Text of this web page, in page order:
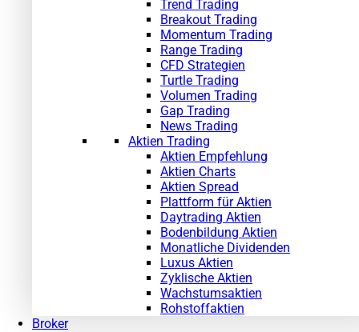
Trend Trading
Breakout Trading
Momentum Trading
Range Trading
CFD Strategien
Turtle Trading
Volumen Trading
Gap Trading
News Trading
Aktien Trading
Aktien Empfehlung
Aktien Charts
Aktien Spread
Plattform für Aktien
Daytrading Aktien
Bodenbildung Aktien
Monatliche Dividenden
Luxus Aktien
Zyklische Aktien
Wachstumsaktien
Rohstoffaktien
Broker